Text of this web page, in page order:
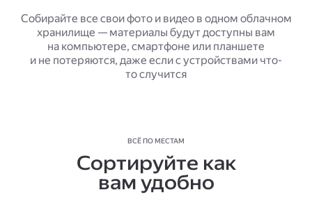
Собирайте все свои фото и видео в одном облачном
хранилище — материалы будут доступны вам
на компьютере, смартфоне или планшете
и не потеряются, даже если с устройствами что-
то случится
ВСЁ ПО МЕСТАМ
Сортируйте как
вам удобно